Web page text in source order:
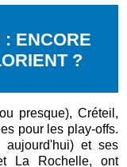
: ENCORE
?
presque), Créteil,
pour les play-offs.
et ses
La Rochelle, ont